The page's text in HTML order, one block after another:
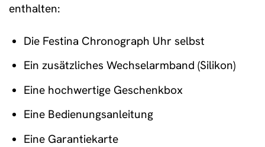
enthalten:
Die Festina Chronograph Uhr selbst
Ein zusätzliches Wechselarmband (Silikon)
Eine hochwertige Geschenkbox
Eine Bedienungsanleitung
Eine Garantiekarte